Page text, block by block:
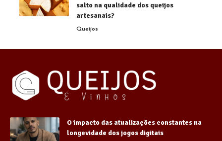
salto na qualidade dos queijos
artesanais?
Queijos
O impacto das atualizações constantes na
longevidade dos jogos digitais